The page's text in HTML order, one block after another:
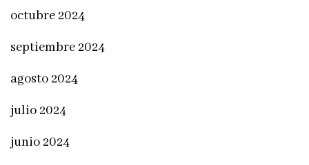
octubre 2024
septiembre 2024
agosto 2024
julio 2024
junio 2024